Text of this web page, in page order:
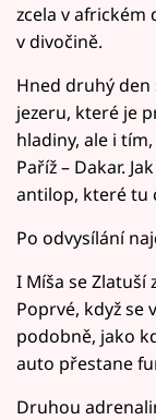
zcela v africkém
v divočině.
Hned druhý den
jezeru, které je
hladiny, ale i
Paříž – Dakar.
antilop, které tu
Po odvysílání
I Míša se Zlatuší
Poprvé, když se
podobně, jako
auto přestane
Druhou